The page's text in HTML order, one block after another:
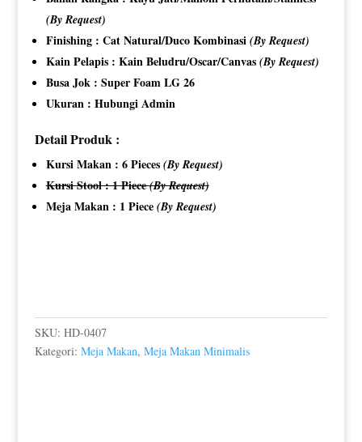
(By Request)
Finishing : Cat Natural/Duco Kombinasi (By Request)
Kain Pelapis : Kain Beludru/Oscar/Canvas (By Request)
Busa Jok : Super Foam LG 26
Ukuran : Hubungi Admin
Detail Produk :
Kursi Makan : 6 Pieces (By Request)
Kursi Stool : 1 Piece(By Request)
Meja Makan : 1 Piece (By Request)
SKU: HD-0407
Kategori: Meja Makan, Meja Makan Minimalis